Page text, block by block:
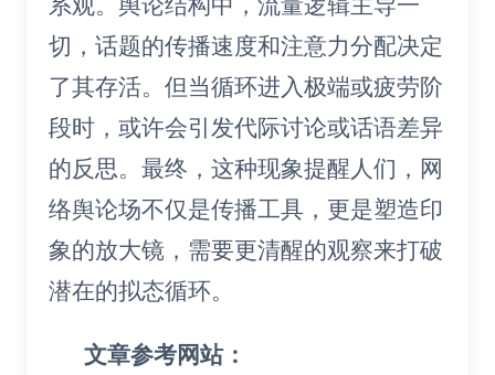
切，话题的传播速度和注意力分配决定
了其存活。但当循环进入极端或疲劳阶
段时，或许会引发代际讨论或话语差异
的反思。最终，这种现象提醒人们，网
络舆论场不仅是传播工具，更是塑造印
象的放大镜，需要更清醒的观察来打破
潜在的拟态循环。
文章参考网站：